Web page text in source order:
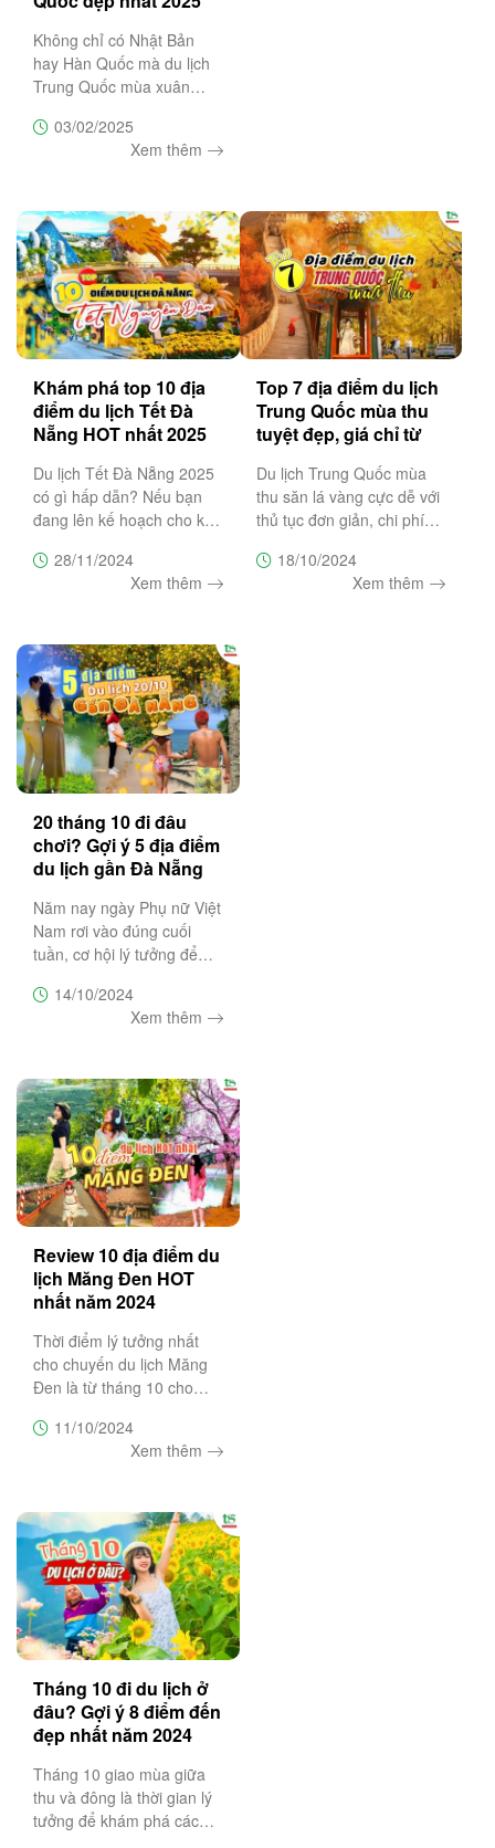
Không chỉ có Nhật Bản
hay Hàn Quốc mà du lịch
Trung Quốc mùa xuân
cho tín đồ đam mê sắc
hồng lãng mạn của hoa
đào đẹp nhất
03/02/2025
Xem thêm
Khám phá top 10 địa
điểm du lịch Tết Đà
Nẵng HOT nhất 2025
Du lịch Tết Đà Nẵng 2025
có gì hấp dẫn? Nếu bạn
đang lên kế hoạch cho kỳ
người thân và bạn bè tại
thành phố đáng sống nhất
thì
28/11/2024
Xem thêm
Top 7 địa điểm du lịch
Trung Quốc mùa thu
tuyệt đẹp, giá chỉ từ
Du lịch Trung Quốc mùa
thu săn lá vàng cực dễ với
thủ tục đơn giản, chi phí
nhiên rực rỡ sẽ là lựa chọn
lý tưởng hứa hẹn mang
18/10/2024
Xem thêm
20 tháng 10 đi đâu
chơi? Gợi ý 5 địa điểm
du lịch gần Đà Nẵng
Năm nay ngày Phụ nữ Việt
Nam rơi vào đúng cuối
tuần, cơ hội lý tưởng để
du lịch 2 ngày 1 đêm. Nếu
đang phân vân, chưa biết
gợi ý
14/10/2024
Xem thêm
Review 10 địa điểm du
lịch Măng Đen HOT
nhất năm 2024
Thời điểm lý tưởng nhất
cho chuyến du lịch Măng
Đen là từ tháng 10 cho
hút du khách bởi khí hậu
dễ chịu, thời tiết trong lành
đầy
11/10/2024
Xem thêm
Tháng 10 đi du lịch ở
đâu? Gợi ý 8 điểm đến
đẹp nhất năm 2024
Tháng 10 giao mùa giữa
thu và đông là thời gian lý
tưởng để khám phá các